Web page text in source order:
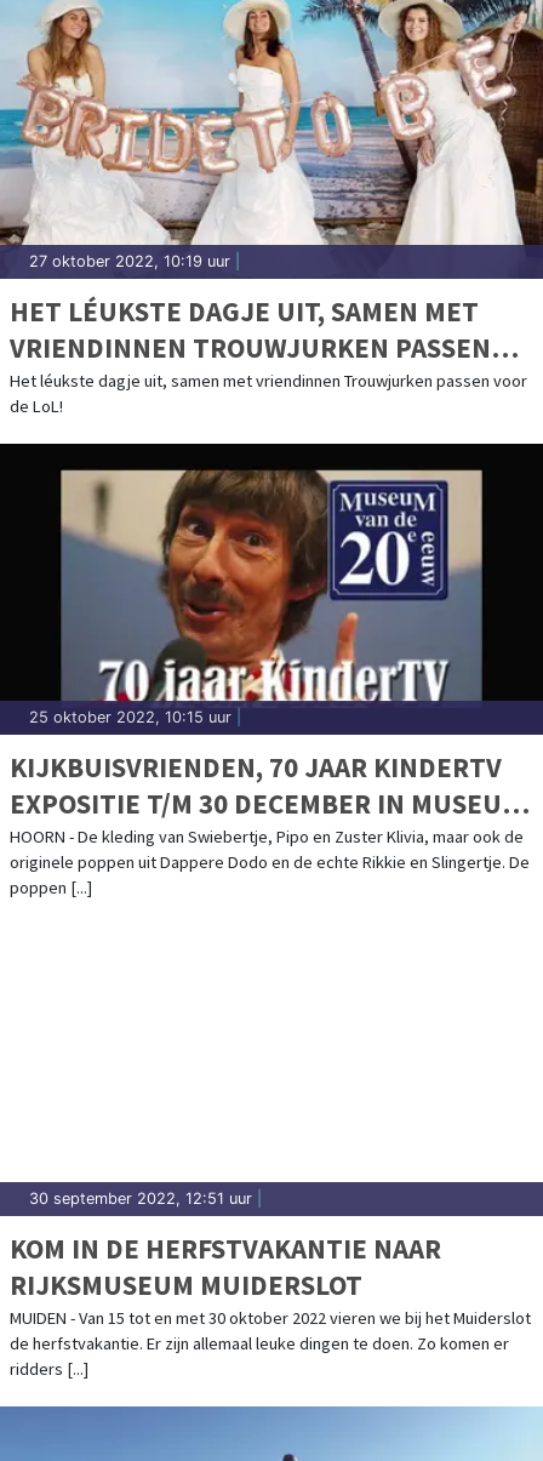
27 oktober 2022, 10:19 uur
HET LÉUKSTE DAGJE UIT, SAMEN MET
VRIENDINNEN TROUWJURKEN PASSEN
VOOR DE LOL!
Het léukste dagje uit, samen met vriendinnen Trouwjurken passen voor
de LoL!
25 oktober 2022, 10:15 uur
KIJKBUISVRIENDEN, 70 JAAR KINDERTV
EXPOSITIE T/M 30 DECEMBER IN MUSEUM
VAN DE 20E EEUW
HOORN - De kleding van Swiebertje, Pipo en Zuster Klivia, maar ook de
originele poppen uit Dappere Dodo en de echte Rikkie en Slingertje. De
poppen [...]
30 september 2022, 12:51 uur
KOM IN DE HERFSTVAKANTIE NAAR
RIJKSMUSEUM MUIDERSLOT
MUIDEN - Van 15 tot en met 30 oktober 2022 vieren we bij het Muiderslot
de herfstvakantie. Er zijn allemaal leuke dingen te doen. Zo komen er
ridders [...]